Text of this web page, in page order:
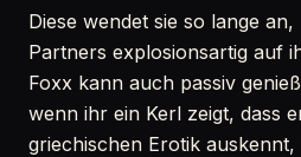
Diese wendet sie so lange
Partners explosionsartig auf
Foxx kann auch passiv
wenn ihr ein Kerl zeigt, dass
griechischen Erotik